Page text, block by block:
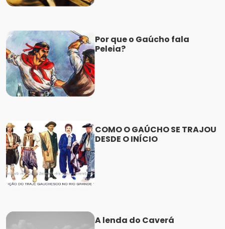
Por que o Gaúcho fala
Peleia?
COMO O GAÚCHO SE TRAJOU
DESDE O INÍCIO
A lenda do Caverá